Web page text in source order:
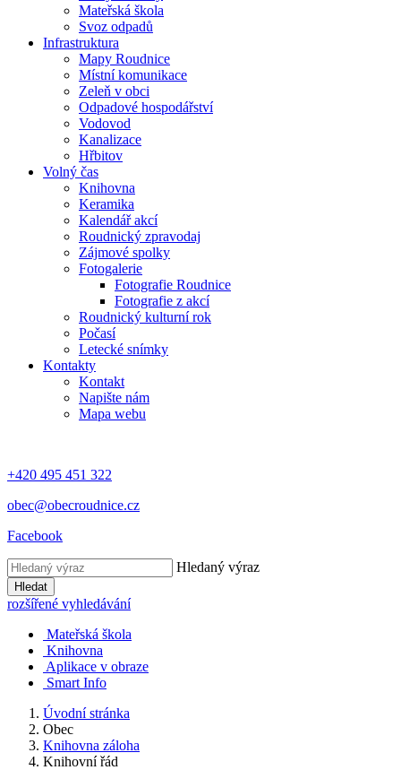
Mateřská škola
Svoz odpadů
Infrastruktura
Mapy Roudnice
Místní komunikace
Zeleň v obci
Odpadové hospodářství
Vodovod
Kanalizace
Hřbitov
Volný čas
Knihovna
Keramika
Kalendář akcí
Roudnický zpravodaj
Zájmové spolky
Fotogalerie
Fotografie Roudnice
Fotografie z akcí
Roudnický kulturní rok
Počasí
Letecké snímky
Kontakty
Kontakt
Napište nám
Mapa webu
+420 495 451 322
obec@obecroudnice.cz
Facebook
Hledaný výraz
Hledat
rozšířené vyhledávání
Mateřská škola
Knihovna
Aplikace v obraze
Smart Info
Úvodní stránka
Obec
Knihovna záloha
Knihovní řád